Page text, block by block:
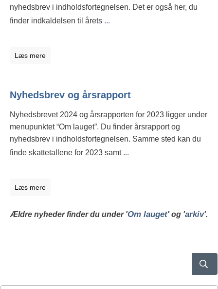
nyhedsbrev i indholdsfortegnelsen. Det er også her, du
finder indkaldelsen til årets ...
Læs mere
Nyhedsbrev og årsrapport
Nyhedsbrevet 2024 og årsrapporten for 2023 ligger under
menupunktet “Om lauget”. Du finder årsrapport og
nyhedsbrev i indholdsfortegnelsen. Samme sted kan du
finde skattetallene for 2023 samt ...
Læs mere
Ældre nyheder finder du under 'Om lauget' og 'arkiv'.